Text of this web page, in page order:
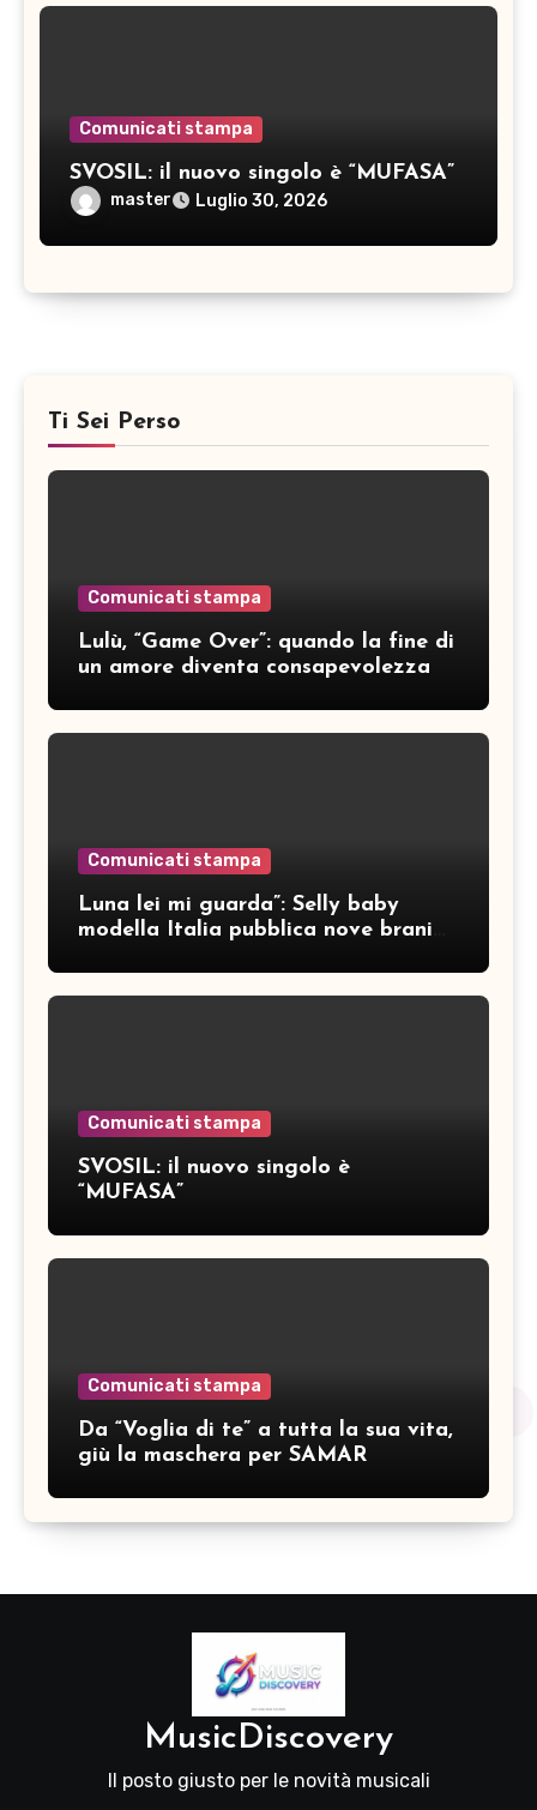
Comunicati stampa
SVOSIL: il nuovo singolo è “MUFASA”
master Luglio 30, 2026
Ti Sei Perso
Comunicati stampa
Lulù, “Game Over”: quando la fine di
un amore diventa consapevolezza
Comunicati stampa
Luna lei mi guarda”: Selly baby
modella Italia pubblica nove brani
Comunicati stampa
SVOSIL: il nuovo singolo è
“MUFASA”
Comunicati stampa
Da “Voglia di te” a tutta la sua vita,
giù la maschera per SAMAR
MusicDiscovery
Il posto giusto per le novità musicali